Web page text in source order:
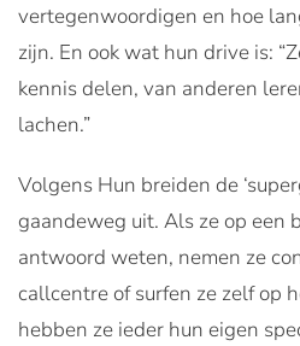
vertegenwoordigen en hoe
zijn. En ook wat hun drive is:
kennis delen, van anderen
lachen.”
Volgens Hun breiden de
gaandeweg uit. Als ze op een
antwoord weten, nemen ze
callcentre of surfen ze zelf op
hebben ze ieder hun eigen